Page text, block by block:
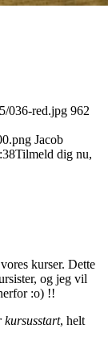
036-red.jpg 962
Jacob
Tilmeld dig nu,
kurser. Dette
og jeg vil
:o) !!
kursusstart, helt